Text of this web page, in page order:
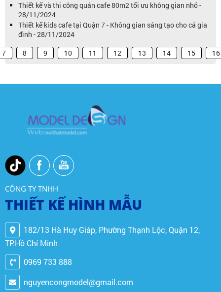
Thiết kế và thi công quán cafe 80m2 tối ưu không gian nhỏ -
28/11/2024
Thiết kế kids cafe tại Quận 7 - Không gian sáng tạo cho cả gia
đình - 28/11/2024
7 8 9 10 11 12 13 14 15 16
CÔNG TY TNHH
THIẾT KẾ HÌNH MẪU
182/13 Hà Huy Giáp, Phường Thạnh Lộc, Quận 12,
TP.Hồ Chí Minh
0969 733 888
nguyencongmodel@gmail.com